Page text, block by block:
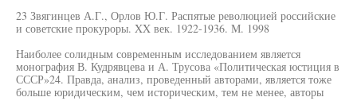
23 Звягинцев А.Г., Орлов Ю.Г. Распятые революцией российские
и советские прокуроры. XX век. 1922-1936. М. 1998
Наиболее солидным современным исследованием является
монография В. Кудрявцева и А. Трусова «Политическая юстиция в
СССР»24. Правда, анализ, проведенный авторами, является тоже
больше юридическим, чем историческим, тем не менее, авторы